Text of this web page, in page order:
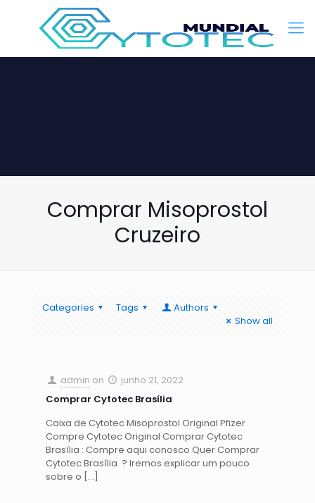
Comprar Misoprostol
Cruzeiro
Categories Tags
Authors
Show all
admin on
junho 21, 2022
Comprar Cytotec Brasília
Caixa de Cytotec Misoprostol Original Pfizer
Compre Cytotec Original Comprar Cytotec
Brasília : Compre aqui conosco Quer Comprar
Cytotec Brasília ? Iremos explicar um pouco
sobre o […]